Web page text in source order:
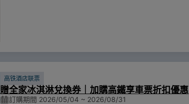
高铁酒店联票
贈全家冰淇淋兌換券｜加購高鐵享車票折扣優惠
訂購期間 2026/05/04 ~ 2026/08/31